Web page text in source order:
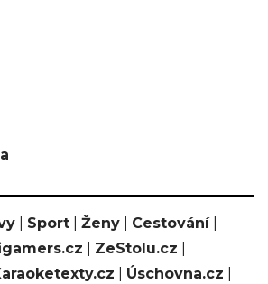
Sport Ženy Cestování|
ZeStolu.cz
Úschovna.cz